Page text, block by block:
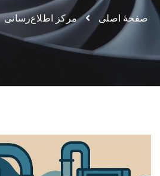
صفحهٔ اصلی مرکز اطلاع‌رسانی